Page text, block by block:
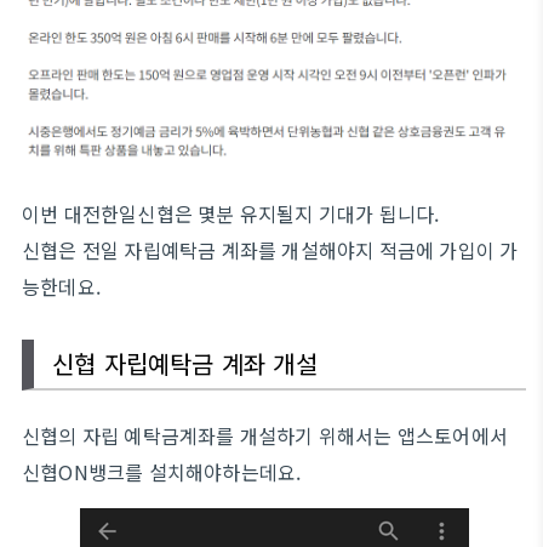
이번 대전한일신협은 몇분 유지될지 기대가 됩니다.
신협은 전일 자립예탁금 계좌를 개설해야지 적금에 가입이 가
능한데요.
신협 자립예탁금 계좌 개설
신협의 자립 예탁금계좌를 개설하기 위해서는 앱스토어에서
신협ON뱅크를 설치해야하는데요.